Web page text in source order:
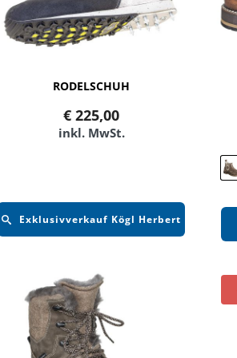
RODELSCHUH
€ 225,00
inkl. MwSt.
Exklusivverkauf Kögl Herbert